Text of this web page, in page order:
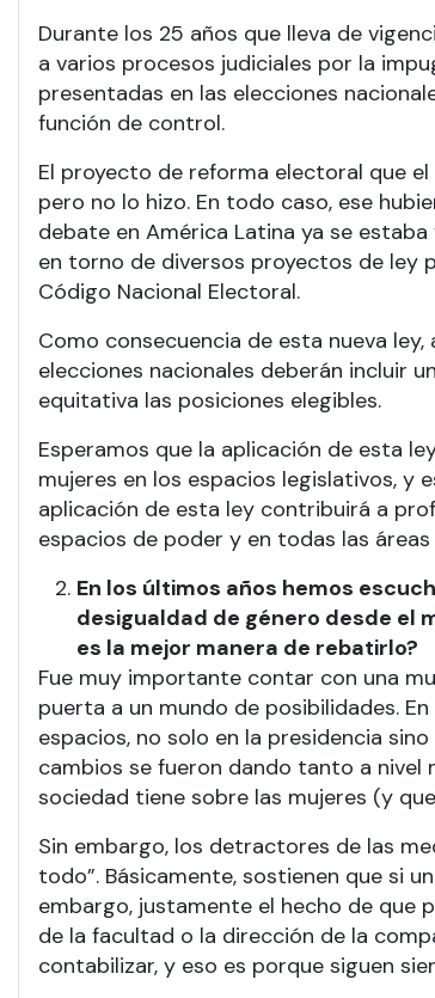
Durante los 25 años que lleva de
a varios procesos judiciales por la
presentadas en las elecciones
función de control.
El proyecto de reforma electoral que
pero no lo hizo. En todo caso, ese
debate en América Latina ya se
en torno de diversos proyectos de ley
Código Nacional Electoral.
Como consecuencia de esta nueva
elecciones nacionales deberán incluir
equitativa las posiciones elegibles.
Esperamos que la aplicación de esta
mujeres en los espacios legislativos, y
aplicación de esta ley contribuirá a
espacios de poder y en todas las
En los últimos años hemos
desigualdad de género desde el
es la mejor manera de rebatirlo?
Fue muy importante contar con una
puerta a un mundo de posibilidades.
espacios, no solo en la presidencia
cambios se fueron dando tanto a nivel
sociedad tiene sobre las mujeres (y
Sin embargo, los detractores de las
todo”. Básicamente, sostienen que si
embargo, justamente el hecho de que
de la facultad o la dirección de la
contabilizar, y eso es porque siguen